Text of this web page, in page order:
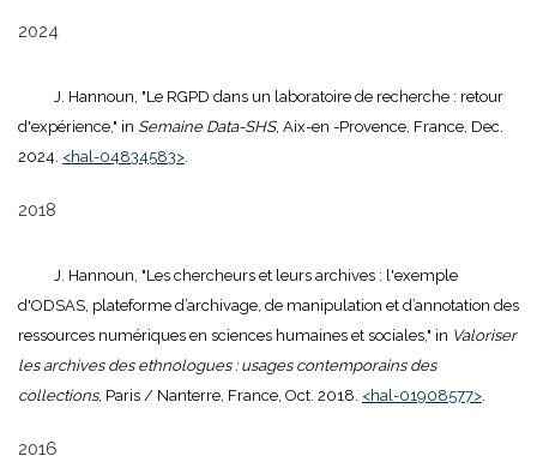
2024
J. Hannoun, "Le RGPD dans un laboratoire de recherche : retour
d'expérience," in Semaine Data-SHS, Aix-en -Provence, France, Dec.
2024. <hal-04834583>.
2018
J. Hannoun, "Les chercheurs et leurs archives : l'exemple
d'ODSAS, plateforme d’archivage, de manipulation et d’annotation des
ressources numériques en sciences humaines et sociales," in Valoriser
les archives des ethnologues : usages contemporains des
collections, Paris / Nanterre, France, Oct. 2018. <hal-01908577>.
2016